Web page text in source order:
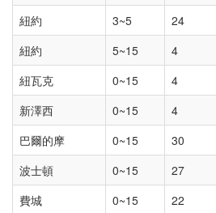
紐約
3~5 24
紐約
5~15 4
紐瓦克
0~15 4
新澤西
0~15 4
巴爾的摩
0~15 30
波士頓
0~15 27
費城
0~15 22